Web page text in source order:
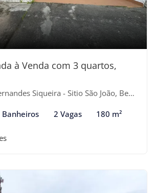
à Venda com 3 quartos,
Siqueira - Sitio São João, Bertioga-SP
Banheiros 2 Vagas 180 m²